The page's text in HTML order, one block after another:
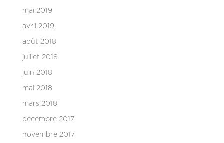
mai 2019
avril 2019
août 2018
juillet 2018
juin 2018
mai 2018
mars 2018
décembre 2017
novembre 2017